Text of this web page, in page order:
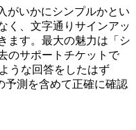
がいかにシンプルかとい
く、文字通りサインアッ
ます。最大の魅力は「シ
のサポートチケットで
うな回答をしたはず
予測を含めて正確に確認